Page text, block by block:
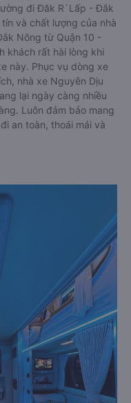
đi Đăk R`Lấp - Đắk
và chất lượng của nhà
Nông từ Quận 10 -
khách rất hài lòng khi
này. Phục vụ dòng xe
nhà xe Nguyên Dịu
lại ngày càng nhiều
Luôn đảm bảo mang
an toàn, thoái mái và